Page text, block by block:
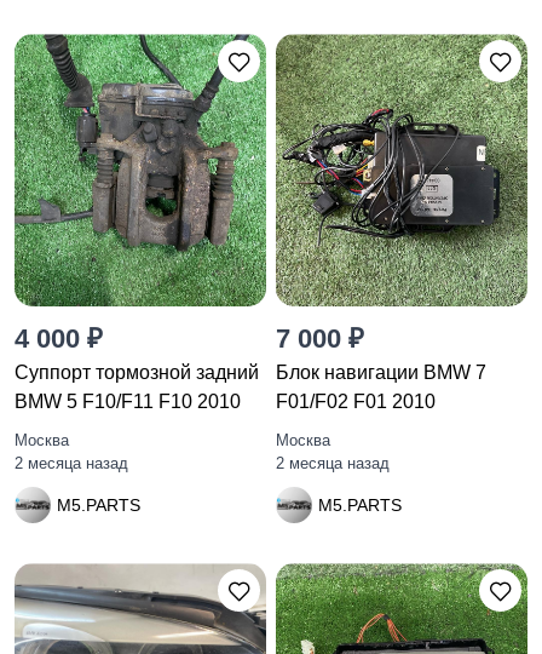
4 000 ₽
Суппорт тормозной задний
BMW 5 F10/F11 F10 2010
Москва
2 месяца назад
M5.PARTS
7 000 ₽
Блок навигации BMW 7
F01/F02 F01 2010
Москва
2 месяца назад
M5.PARTS